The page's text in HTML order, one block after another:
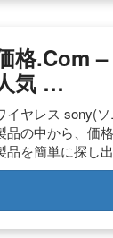
格.com –
気 …
イヤレス sony(
品の中から、価
品を簡単に探し